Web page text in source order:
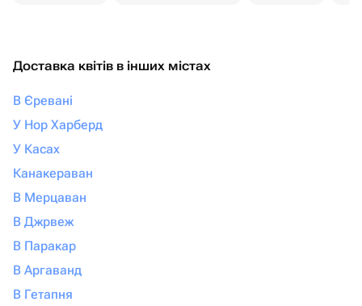
Доставка квітів в інших містах
В Єревані
У Нор Харберд
У Касах
Канакераван
В Мерцаван
В Джрвеж
В Паракар
В Аргаванд
В Гетапня